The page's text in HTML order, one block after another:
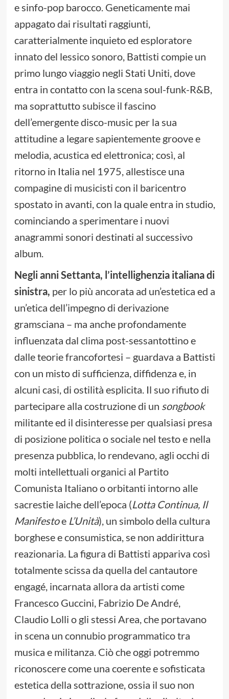
e sinfo-pop barocco. Geneticamente mai
appagato dai risultati raggiunti,
caratterialmente inquieto ed esploratore
innato del lessico sonoro, Battisti compie un
primo lungo viaggio negli Stati Uniti, dove
entra in contatto con la scena soul-funk-R&B,
ma soprattutto subisce il fascino
dell’emergente disco-music per la sua
attitudine a legare sapientemente groove e
melodia, acustica ed elettronica; così, al
ritorno in Italia nel 1975, allestisce una
compagine di musicisti con il baricentro
spostato in avanti, con la quale entra in studio,
cominciando a sperimentare i nuovi
anagrammi sonori destinati al successivo
album.
Negli anni Settanta, l’intellighenzia italiana di
sinistra, per lo più ancorata ad un’estetica ed a
un’etica dell’impegno di derivazione
gramsciana – ma anche profondamente
influenzata dal clima post-sessantottino e
dalle teorie francofortesi – guardava a Battisti
con un misto di sufficienza, diffidenza e, in
alcuni casi, di ostilità esplicita. Il suo rifiuto di
partecipare alla costruzione di un songbook
militante ed il disinteresse per qualsiasi presa
di posizione politica o sociale nel testo e nella
presenza pubblica, lo rendevano, agli occhi di
molti intellettuali organici al Partito
Comunista Italiano o orbitanti intorno alle
sacrestie laiche dell’epoca (Lotta Continua, Il
ManifestoeL’Unità), un simbolo della cultura
borghese e consumistica, se non addirittura
reazionaria. La figura di Battisti appariva così
totalmente scissa da quella del cantautore
engagé, incarnata allora da artisti come
Francesco Guccini, Fabrizio De André,
Claudio Lolli o gli stessi Area, che portavano
in scena un connubio programmatico tra
musica e militanza. Ciò che oggi potremmo
riconoscere come una coerente e sofisticata
estetica della sottrazione, ossia il suo non